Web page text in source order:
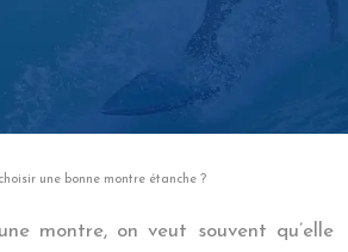
une bonne montre étanche ?
montre, on veut souvent qu’elle